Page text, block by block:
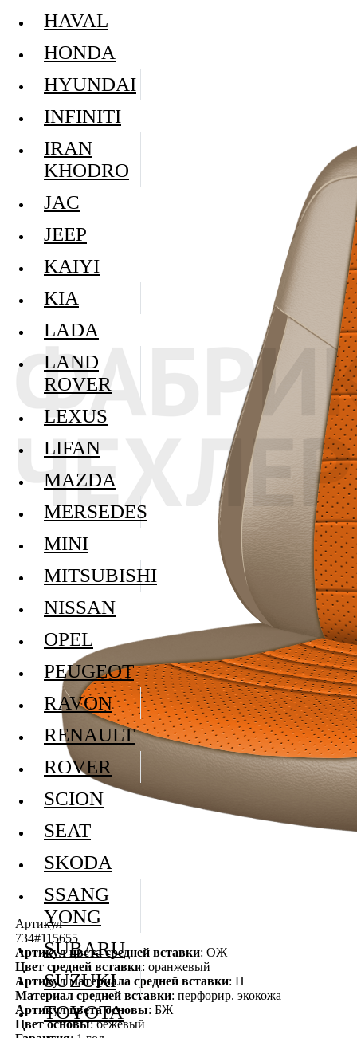
Артикул
734#115655
Артикул цвета средней вставки: ОЖ
Цвет средней вставки: оранжевый
Артикул материала средней вставки: П
Материал средней вставки: перфорир. экокожа
Артикул цвета основы: БЖ
Цвет основы: бежевый
HAVAL
HONDA
HYUNDAI
INFINITI
IRAN
KHODRO
JAC
JEEP
KAIYI
KIA
LADA
LAND
ROVER
LEXUS
LIFAN
MAZDA
MERSEDES
MINI
MITSUBISHI
NISSAN
OPEL
PEUGEOT
RAVON
RENAULT
ROVER
SCION
SEAT
SKODA
SSANG
YONG
SUBARU
SUZUKI
TOYOTA